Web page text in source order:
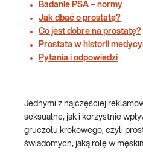
Badanie PSA – normy
Jak dbać o prostatę?
Co jest dobre na prostatę?
Prostata w historii
Pytania i odpowiedzi
Jednymi z najczęściej
seksualne, jak i korzystnie
gruczołu krokowego, czyli
świadomych, jaką rolę w